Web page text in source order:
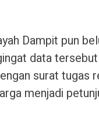
Dampit pun
data
surat tugas
menjadi